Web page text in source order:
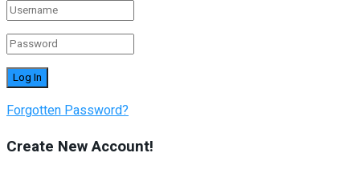
Forgotten Password?
Create New Account!